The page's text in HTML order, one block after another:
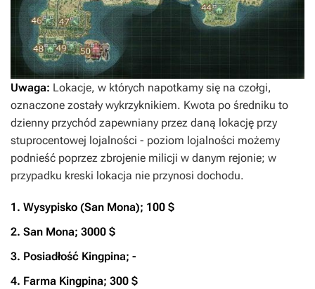
Uwaga: Lokacje, w których napotkamy się na czołgi,
oznaczone zostały wykrzyknikiem. Kwota po średniku to
dzienny przychód zapewniany przez daną lokację przy
stuprocentowej lojalności - poziom lojalności możemy
podnieść poprzez zbrojenie milicji w danym rejonie; w
przypadku kreski lokacja nie przynosi dochodu.
1. Wysypisko (San Mona); 100 $
2. San Mona; 3000 $
3. Posiadłość Kingpina; -
4. Farma Kingpina; 300 $